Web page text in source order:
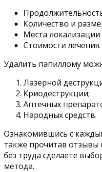
Количество и
Места
Стоимости лечения.
Удалить папиллому
Лазерной
Криодеструкции;
Аптечных
Народных средств.
Ознакомившись с
также прочитав
без труда сделаете
метода.